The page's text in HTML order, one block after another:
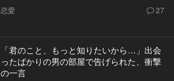
恋愛 27
「君のこと、もっと知りたいから…」出会
ったばかりの男の部屋で告げられた、衝撃
の一言